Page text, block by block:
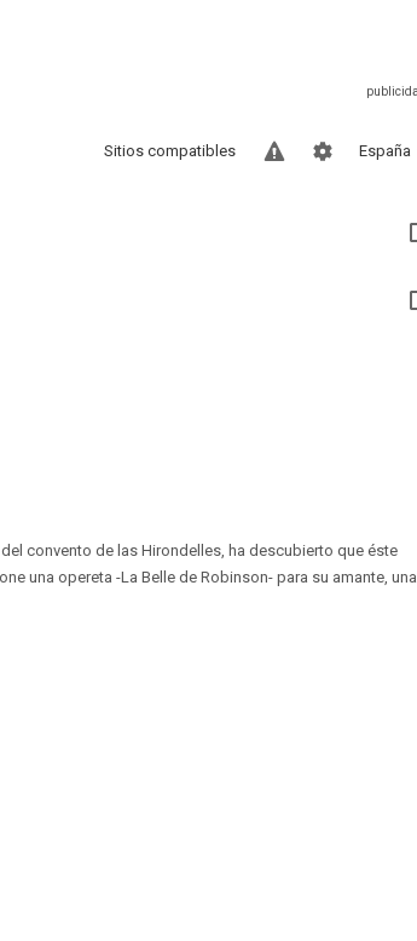
España
Sitios compatibles
convento de las Hirondelles, ha descubierto que éste
una opereta -La Belle de Robinson- para su amante, una